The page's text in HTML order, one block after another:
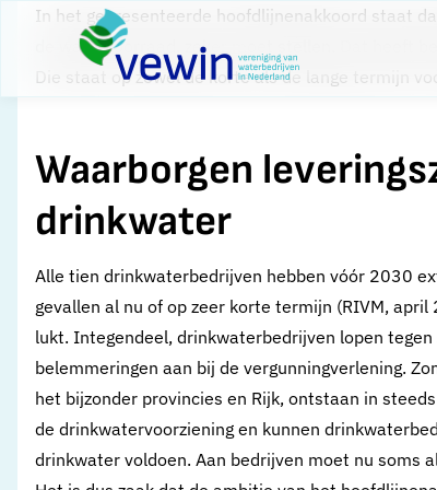
Direct naar contentTerug naar de startpagina
In het gepresenteerde hoofdlijnenakkoord staat
de watervoorraad, zeker moet stellen. Dat heeft
Die staat op zowel de korte als de lange termijn
Waarborgen
drinkwater
Alle tien drinkwaterbedrijven hebben vóór 2030
gevallen al nu of op zeer korte termijn (RIVM,
lukt. Integendeel, drinkwaterbedrijven lopen
belemmeringen aan bij de vergunningverlening.
het bijzonder provincies en Rijk, ontstaan in
de drinkwatervoorziening en kunnen
drinkwater voldoen. Aan bedrijven moet nu soms